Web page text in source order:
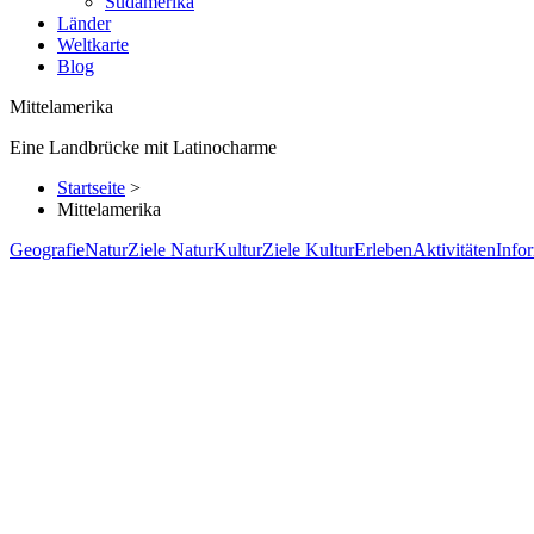
Länder
Weltkarte
Blog
Mittelamerika
Eine Landbrücke mit Latinocharme
Startseite >
Mittelamerika
GeografieNaturZiele NaturKulturZiele KulturErlebenAktivitäten